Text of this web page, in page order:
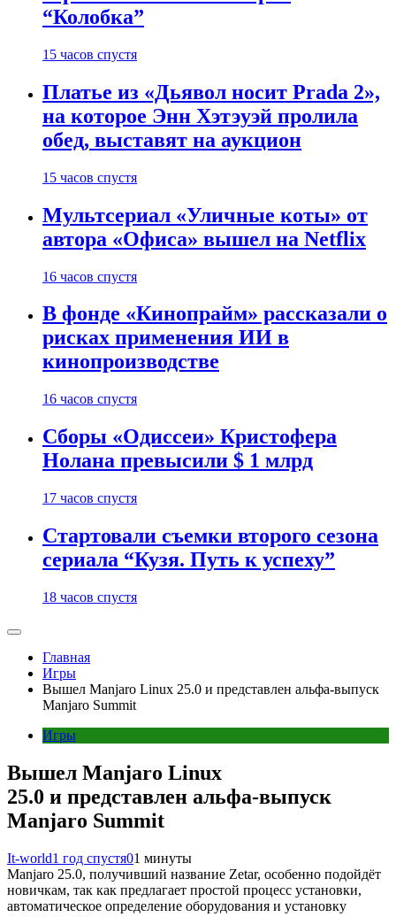
“Колобка”
15 часов спустя
Платье из «Дьявол носит Prada 2»,
на которое Энн Хэтэуэй пролила
обед, выставят на аукцион
15 часов спустя
Мультсериал «Уличные коты» от
автора «Офиса» вышел на Netflix
16 часов спустя
В фонде «Кинопрайм» рассказали о
рисках применения ИИ в
кинопроизводстве
16 часов спустя
Сборы «Одиссеи» Кристофера
Нолана превысили $ 1 млрд
17 часов спустя
Стартовали съемки второго сезона
сериала “Кузя. Путь к успеху”
18 часов спустя
Главная
Игры
Вышел Manjaro Linux 25.0 и представлен альфа-выпуск
Manjaro Summit
Игры
Вышел Manjaro Linux
25.0 и представлен альфа-выпуск
Manjaro Summit
It-world1 год спустя01 минуты
Manjaro 25.0, получивший название Zetar, особенно подойдёт
новичкам, так как предлагает простой процесс установки,
автоматическое определение оборудования и установку